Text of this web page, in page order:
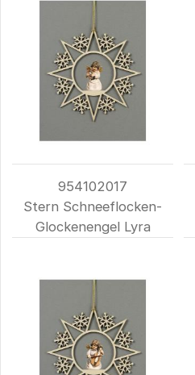
954102017
Stern Schneeflocken-
Glockenengel Lyra